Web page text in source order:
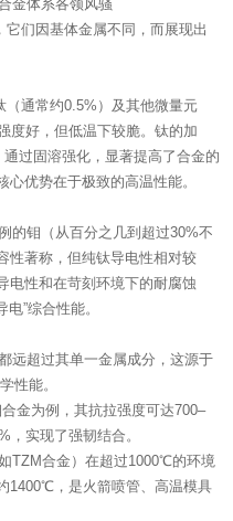
各领风骚
们因基体金属不同，而展现出
通常约0.5%）及其他微量元
度好，但低温下较脆。钛的加
通过固溶强化，显著提高了合金的
优势在于极致的高温性能。
的钼（从百分之几到超过30%不
性著称，但纯钛导电性相对较
电性和在苛刻环境下的耐腐蚀
”综合性能。
超过其单一金属成分，这源于
性能。
金为例，其抗拉强度可达700–
，实现了强韧结合。
TZM合金）在超过1000℃的环境
1400℃，是火箭喷管、高温模具